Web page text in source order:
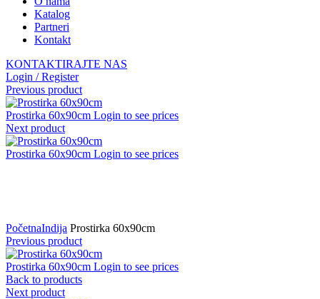
Katalog
Partneri
Kontakt
KONTAKTIRAJTE NAS
Login / Register
Previous product
Prostirka 60x90cm Login to see prices
Next product
Prostirka 60x90cm Login to see prices
PočetnaIndija Prostirka 60x90cm
Previous product
Prostirka 60x90cm Login to see prices
Back to products
Next product